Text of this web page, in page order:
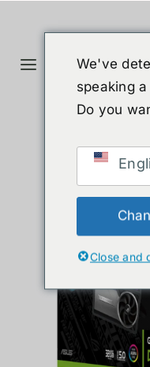
เนื้อหาToggle
Navigation
หน้าแรก
หุ่นยนต์รูปร่างมนุ
ข่าวสาร
We've
speaking
Do you
Close and